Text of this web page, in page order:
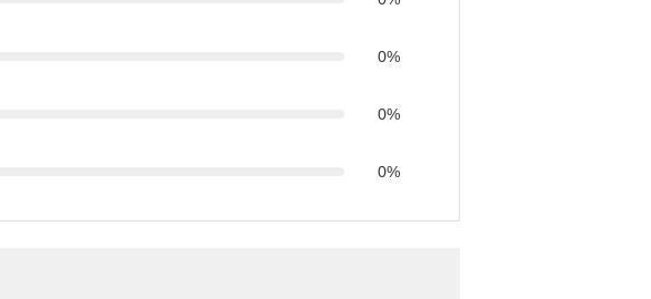
0%
0%
0%